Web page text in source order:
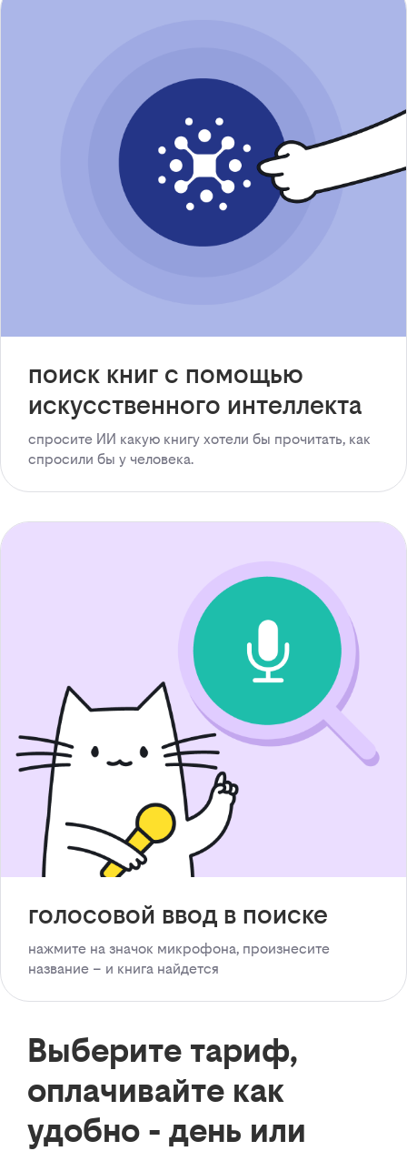
поиск книг с помощью
искусственного интеллекта
спросите ИИ какую книгу хотели бы прочитать, как
спросили бы у человека.
голосовой ввод в поиске
нажмите на значок микрофона, произнесите
название – и книга найдется
Выберите тариф,
оплачивайте как
удобно - день или